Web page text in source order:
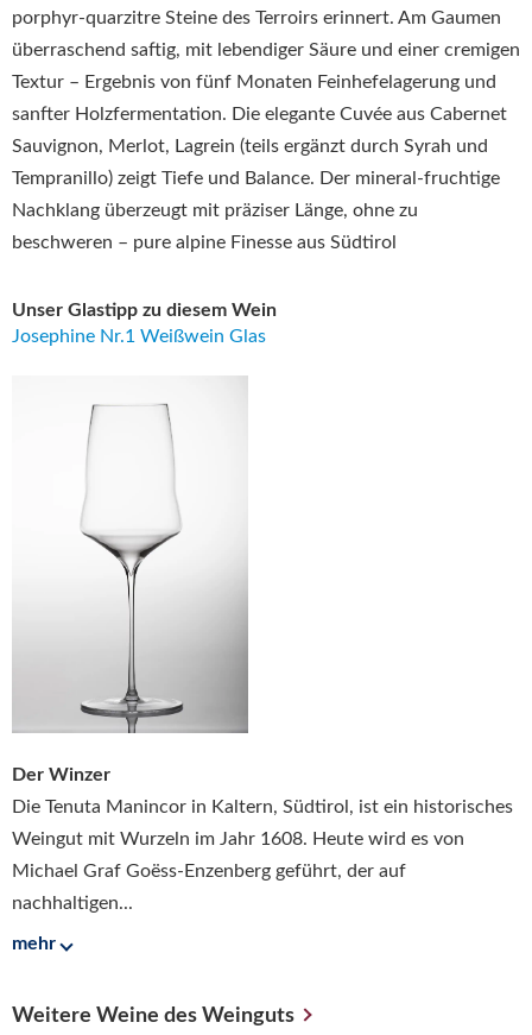
porphyr‑quarzitre Steine des Terroirs erinnert. Am Gaumen
überraschend saftig, mit lebendiger Säure und einer cremigen
Textur – Ergebnis von fünf Monaten Feinhefelagerung und
sanfter Holzfermentation. Die elegante Cuvée aus Cabernet
Sauvignon, Merlot, Lagrein (teils ergänzt durch Syrah und
Tempranillo) zeigt Tiefe und Balance. Der mineral-fruchtige
Nachklang überzeugt mit präziser Länge, ohne zu
beschweren – pure alpine Finesse aus Südtirol
Unser Glastipp zu diesem Wein
Josephine Nr.1 Weißwein Glas
Der Winzer
Die Tenuta Manincor in Kaltern, Südtirol, ist ein historisches
Weingut mit Wurzeln im Jahr 1608. Heute wird es von
Michael Graf Goëss-Enzenberg geführt, der auf
nachhaltigen...
mehr
Weitere Weine des Weinguts